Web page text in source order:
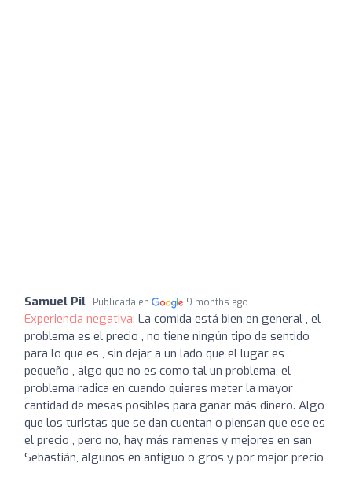
Samuel Pil Publicada en 9 months ago
Experiencia negativa: La comida está bien en general , el
problema es el precio , no tiene ningún tipo de sentido
para lo que es , sin dejar a un lado que el lugar es
pequeño , algo que no es como tal un problema, el
problema radica en cuando quieres meter la mayor
cantidad de mesas posibles para ganar más dinero. Algo
que los turistas que se dan cuentan o piensan que ese es
el precio , pero no, hay más ramenes y mejores en san
Sebastián, algunos en antiguo o gros y por mejor precio